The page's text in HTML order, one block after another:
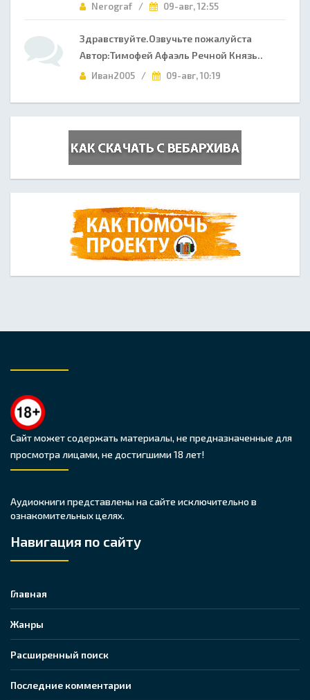
Nerograf / 09-авг, 12:55
Здравствуйте.Озвучьте пожалуйста
Автор:Тимофей Афаэль Речной Князь..
Иван2005 / 09-авг, 10:19
Сайт может содержать материалы, не предназначенные для
просмотра лицами, не достигшими 18 лет!
Аудиокниги представлены на сайте исключительно в
ознакомительных целях.
Навигация по сайту
Главная
Жанры
Расширенный поиск
Последние комментарии